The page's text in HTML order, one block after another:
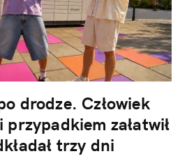
drodze. Człowiek
przypadkiem załatwił
trzy dni